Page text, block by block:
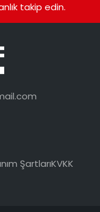
takip edin.
ŞartlarıKVKK